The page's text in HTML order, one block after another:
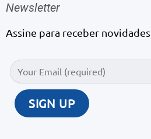
Newsletter
Assine para receber novidades